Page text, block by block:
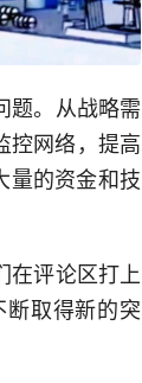
题。从战略需
控网络，提高
量的资金和技
在评论区打上
取得新的突